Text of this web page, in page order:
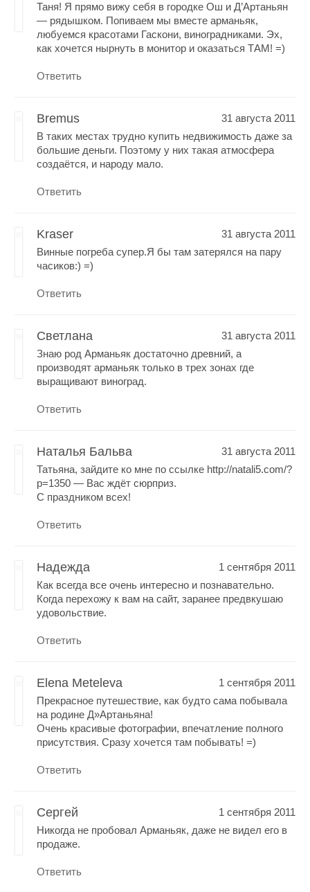
Таня! Я прямо вижу себя в городке Ош и Д’Артаньян
— рядышком. Попиваем мы вместе арманьяк,
любуемся красотами Гаскони, виноградниками. Эх,
как хочется нырнуть в монитор и оказаться ТАМ! =)
Ответить
Bremus
31 августа 2011
В таких местах трудно купить недвижимость даже за
большие деньги. Поэтому у них такая атмосфера
создаётся, и народу мало.
Ответить
Kraser
31 августа 2011
Винные погреба супер.Я бы там затерялся на пару
часиков:) =)
Ответить
Светлана
31 августа 2011
Знаю род Арманьяк достаточно древний, а
производят арманьяк только в трех зонах где
выращивают виноград.
Ответить
Наталья Бальва
31 августа 2011
Татьяна, зайдите ко мне по ссылке http://natali5.com/?
p=1350 — Вас ждёт сюрприз.
С праздником всех!
Ответить
Надежда
1 сентября 2011
Как всегда все очень интересно и познавательно.
Когда перехожу к вам на сайт, заранее предвкушаю
удовольствие.
Ответить
Elena Meteleva
1 сентября 2011
Прекрасное путешествие, как будто сама побывала
на родине Д»Артаньяна!
Очень красивые фотографии, впечатление полного
присутствия. Сразу хочется там побывать! =)
Ответить
Сергей
1 сентября 2011
Никогда не пробовал Арманьяк, даже не видел его в
продаже.
Ответить